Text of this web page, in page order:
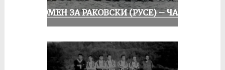
СПОМЕН ЗА РАКОВСКИ (РУСЕ) – ЧАСТ I